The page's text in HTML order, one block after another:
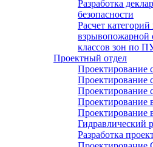
Разработка
безопасности
Расчет
взрывопожарной
классов зон по
Проектный отдел
Проектирование
Проектирование
Проектирование
Гидравлический
Разработка